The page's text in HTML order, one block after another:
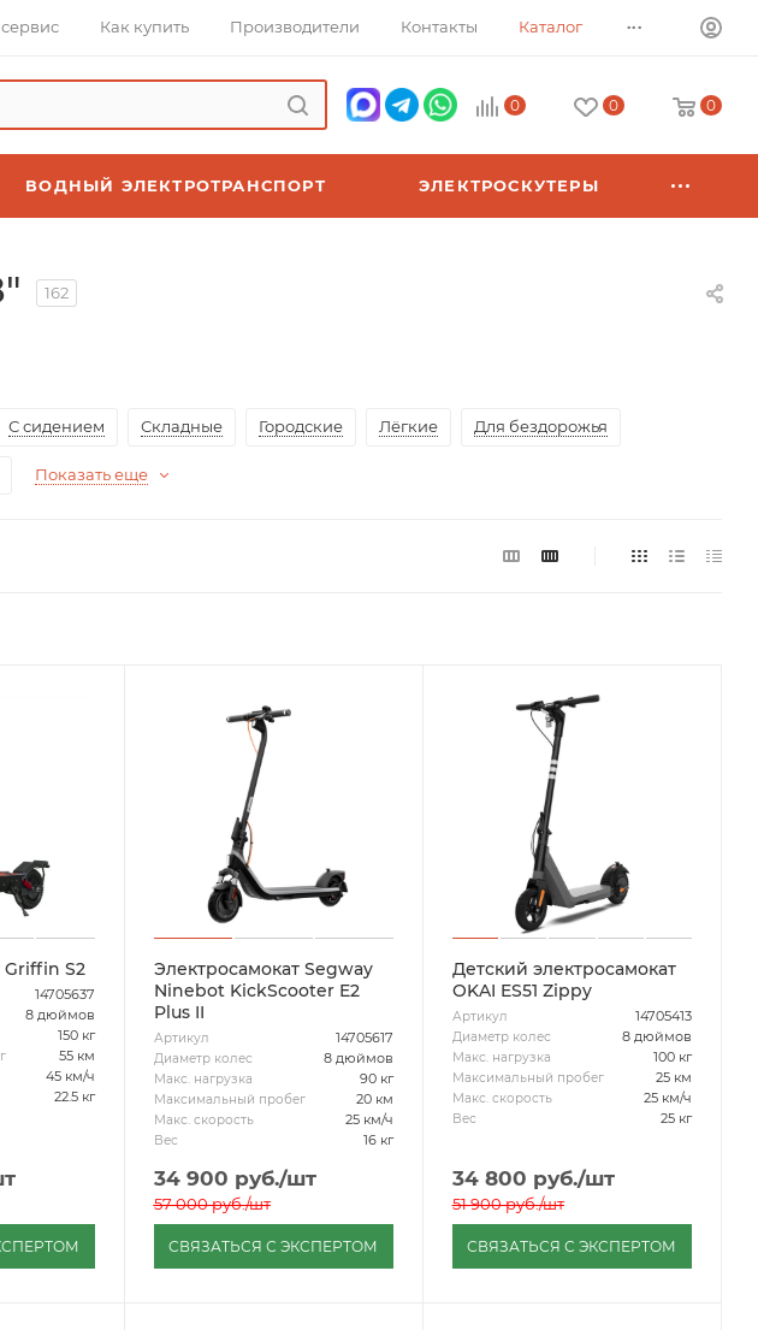
Как купить Производители Контакты Каталог ...
0 0 0
ВОДНЫЙ ЭЛЕКТРОТРАНСПОРТ ЭЛЕКТРОСКУТЕРЫ
162
С сидением Складные Городские Лёгкие Для бездорожья
Показать еще
Griffin S2
14705637
8 дюймов
150 кг
55 км
45 км/ч
22.5 кг
Электросамокат Segway
Ninebot KickScooter E2
Plus II
Артикул 14705617
Диаметр колес 8 дюймов
Макс. нагрузка 90 кг
Максимальный пробег 20 км
Макс. скорость 25 км/ч
Вес 16 кг
34 900 руб./шт
57 000руб./шт
СВЯЗАТЬСЯ С ЭКСПЕРТОМ
Детский электросамокат
OKAI ES51 Zippy
Артикул 14705413
Диаметр колес 8 дюймов
Макс. нагрузка 100 кг
Максимальный пробег 25 км
Макс. скорость 25 км/ч
Вес 25 кг
34 800 руб./шт
51 900руб./шт
СВЯЗАТЬСЯ С ЭКСПЕРТОМ